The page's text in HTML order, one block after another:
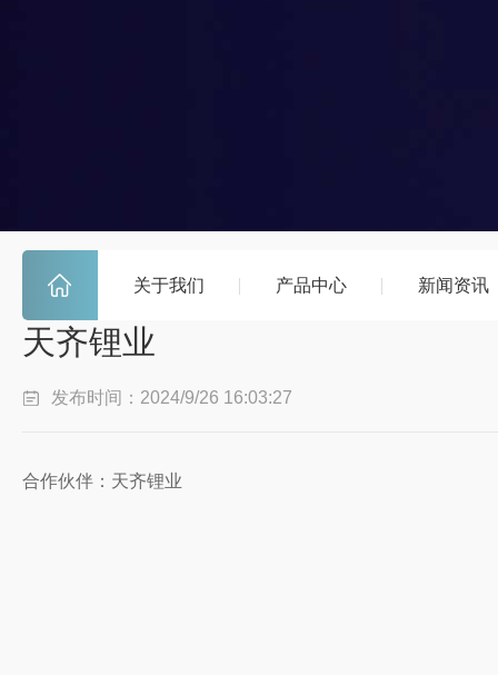
关于我们 产品中心 新闻资讯
天齐锂业
发布时间：2024/9/26 16:03:27
合作伙伴：天齐锂业